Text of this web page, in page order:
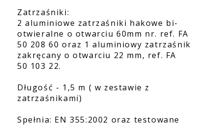
Zatrzaśniki:
2 aluminiowe zatrzaśniki hakowe bi-
otwieralne o otwarciu 60mm nr. ref. FA
50 208 60 oraz 1 aluminiowy zatrzaśnik
zakręcany o otwarciu 22 mm, ref. FA
50 103 22.
Długość - 1,5 m ( w zestawie z
zatrzaśnikami)
Spełnia: EN 355:2002 oraz testowane